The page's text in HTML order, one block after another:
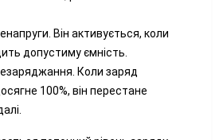
Він активується, коли
допустиму ємність.
Коли заряд
100%, він перестане